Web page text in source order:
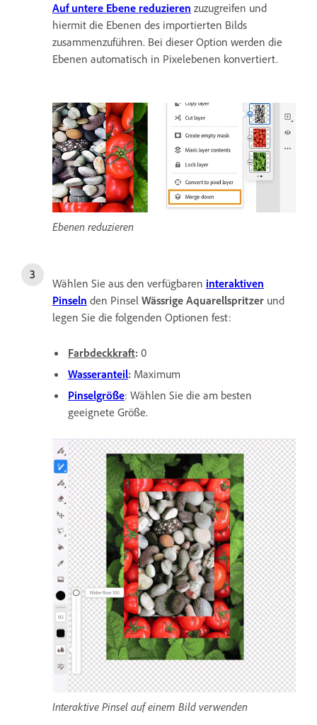
Auf untere Ebene reduzieren zuzugreifen und
hiermit die Ebenen des importierten Bilds
zusammenzuführen. Bei dieser Option werden die
Ebenen automatisch in Pixelebenen konvertiert.
Ebenen reduzieren
Wählen Sie aus den verfügbaren interaktiven
Pinseln den Pinsel Wässrige Aquarellspritzer und
legen Sie die folgenden Optionen fest:
Farbdeckkraft: 0
Wasseranteil: Maximum
Pinselgröße: Wählen Sie die am besten
geeignete Größe.
Interaktive Pinsel auf einem Bild verwenden